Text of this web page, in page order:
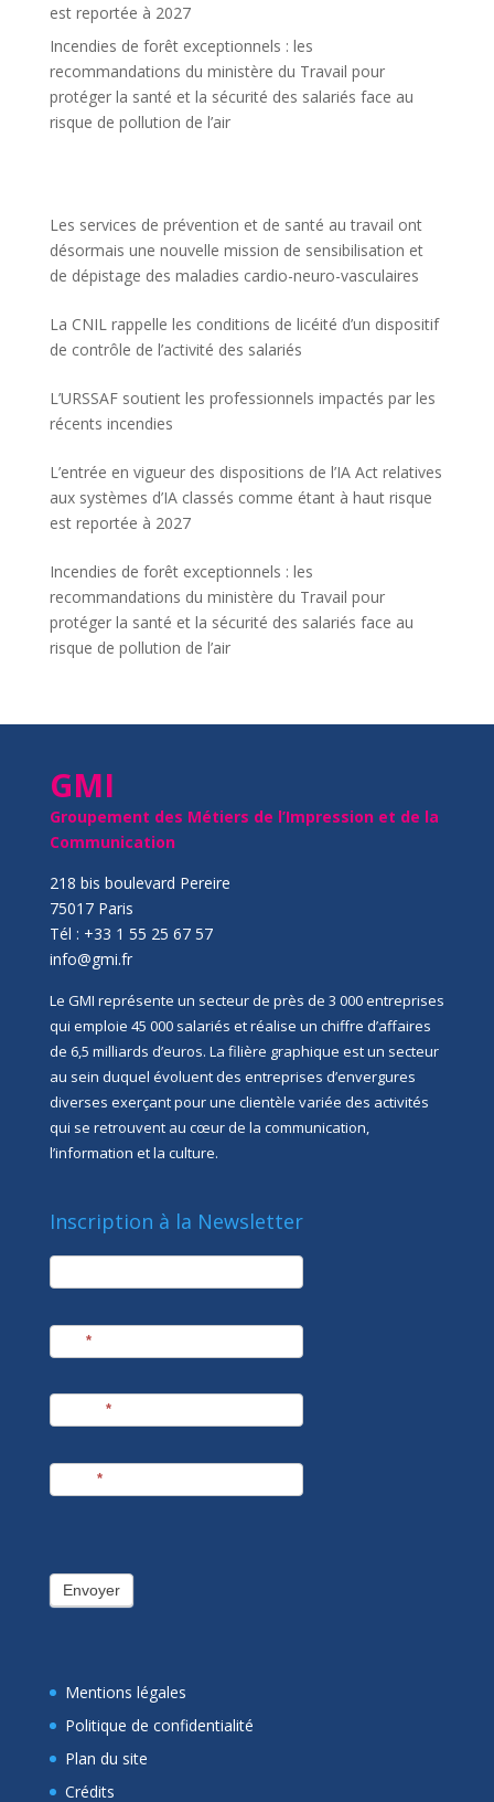
est reportée à 2027
Incendies de forêt exceptionnels : les
recommandations du ministère du Travail pour
protéger la santé et la sécurité des salariés face au
risque de pollution de l’air
Les services de prévention et de santé au travail ont
désormais une nouvelle mission de sensibilisation et
de dépistage des maladies cardio-neuro-vasculaires
La CNIL rappelle les conditions de licéité d’un dispositif
de contrôle de l’activité des salariés
L’URSSAF soutient les professionnels impactés par les
récents incendies
L’entrée en vigueur des dispositions de l’IA Act relatives
aux systèmes d’IA classés comme étant à haut risque
est reportée à 2027
Incendies de forêt exceptionnels : les
recommandations du ministère du Travail pour
protéger la santé et la sécurité des salariés face au
risque de pollution de l’air
GMI
Groupement des Métiers de l’Impression et de la
Communication
218 bis boulevard Pereire
75017 Paris
Tél : +33 1 55 25 67 57
info@gmi.fr
Le GMI représente un secteur de près de 3 000 entreprises
qui emploie 45 000 salariés et réalise un chiffre d’affaires
de 6,5 milliards d’euros. La filière graphique est un secteur
au sein duquel évoluent des entreprises d’envergures
diverses exerçant pour une clientèle variée des activités
qui se retrouvent au cœur de la communication,
l’information et la culture.
Inscription à la Newsletter
newsletter
*
*
*
Envoyer
Mentions légales
Politique de confidentialité
Plan du site
Crédits